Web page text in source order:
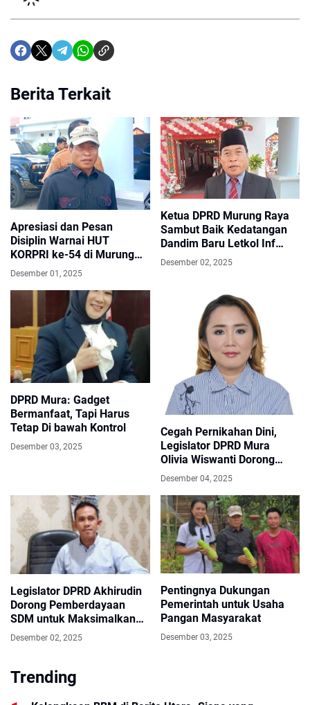
Berita Terkait
Apresiasi dan Pesan
Disiplin Warnai HUT
KORPRI ke-54 di Murung
Raya
Desember 01, 2025
Ketua DPRD Murung Raya
Sambut Baik Kedatangan
Dandim Baru Letkol Inf
Nurwahid, Acara Diisi Tari
Adat Khas
Desember 02, 2025
DPRD Mura: Gadget
Bermanfaat, Tapi Harus
Tetap Di bawah Kontrol
Desember 03, 2025
Cegah Pernikahan Dini,
Legislator DPRD Mura
Olivia Wiswanti Dorong
Edukasi Reproduksi dan
Desember 04, 2025
Legislator DPRD Akhirudin
Dorong Pemberdayaan
SDM untuk Maksimalkan
Potensi Ekonomi Murung
Desember 02, 2025
Pentingnya Dukungan
Pemerintah untuk Usaha
Pangan Masyarakat
Desember 03, 2025
Trending